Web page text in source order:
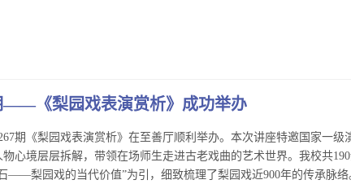
——《梨园戏表演赏析》成功举办
期《梨园戏表演赏析》在至善厅顺利举办。本次讲座特邀国家一级
心境层层拆解，带领在场师生走进古老戏曲的艺术世界。我校共
——梨园戏的当代价值”为引，细致梳理了梨园戏近900年的传承脉